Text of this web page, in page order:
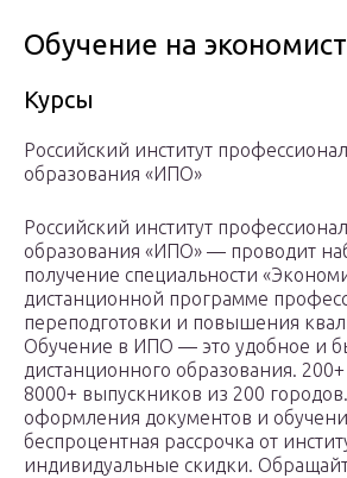
Обучение на
Курсы
Российский институт
образования «ИПО»
Российский институт
образования «ИПО» — проводит
получение специальности
дистанционной программе
переподготовки и повышения
Обучение в ИПО — это удобное и
дистанционного образования.
8000+ выпускников из 200
оформления документов и
беспроцентная рассрочка от
индивидуальные скидки.